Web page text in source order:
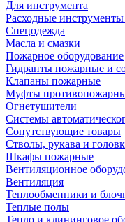
Для инструмента
Расходные
Спецодежда
Масла и смазки
Пожарное оборудование
Гидранты пожарные и
Клапаны пожарные
Муфты
Огнетушители
Системы
Сопутствующие товары
Стволы, рукава и
Шкафы пожарные
Вентиляционное
Вентиляция
Теплообменники и
Теплые полы
Тепло и клининговое